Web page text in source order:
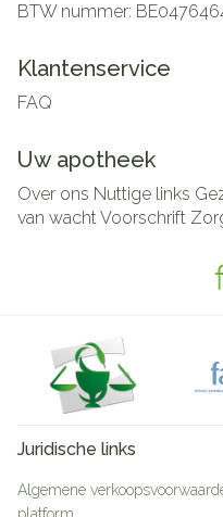
BTW nummer:
Klantenservice
FAQ
Uw apotheek
Over ons Nuttige links
van wachtVoorschrift
Juridische links
Algemene